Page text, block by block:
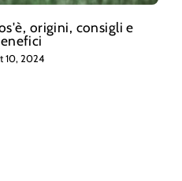
origini, consigli e
10, 2024